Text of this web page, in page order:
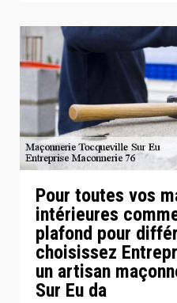
Pour toutes vos
intérieures
plafond pour
choisissez
un artisan
Sur Eu da